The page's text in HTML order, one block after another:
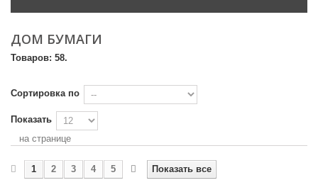
ДОМ БУМАГИ
Товаров: 58.
Сортировка по
Показать
на странице
Показать все
1 2 3 4 5